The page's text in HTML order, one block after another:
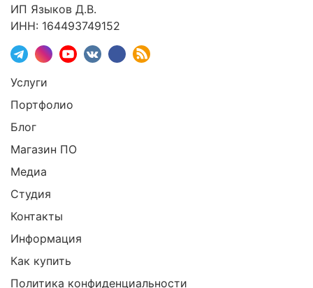
ИП Языков Д.В.
ИНН: 164493749152
Услуги
Портфолио
Блог
Магазин ПО
Медиа
Студия
Контакты
Информация
Как купить
Политика конфиденциальности